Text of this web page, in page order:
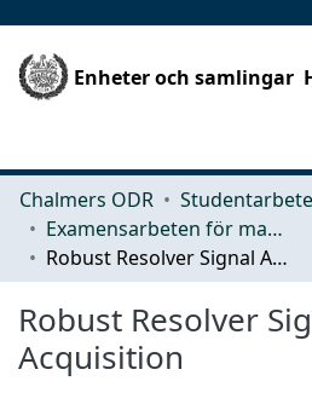
Enheter och samlingar
Chalmers ODR
Examensarbeten för masterexamen
Robust Resolver Signal Acquisition
Robust Resolver
Acquisition